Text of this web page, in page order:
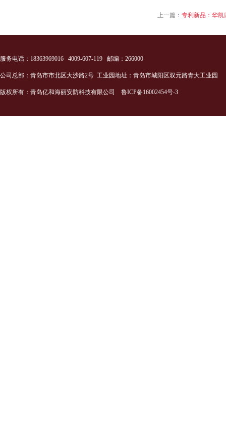
上一篇： 专利新品：华凯
服务电话：18363969016 4009-607-119 邮编：266000
公司总部：青岛市市北区大沙路2号 工业园地址：青岛市城阳区双元路青大工业园
版权所有：青岛亿和海丽安防科技有限公司 鲁ICP备16002454号-3